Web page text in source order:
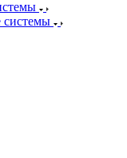
системы